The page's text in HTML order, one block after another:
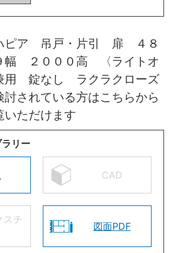
ピア 吊戸・片引 扉 ４８
幅 ２０００高 〈ライトオ
用 錠なし ラクラクローズ
されている方はこちらから
いただけます
リー
CAD
スチ
図面PDF